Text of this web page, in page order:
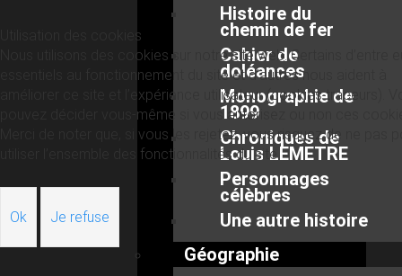
Histoire du
chemin de fer
Cahier de
doléances
Monographie de
1899
Chroniques de
Louis LEMETRE
Personnages
célèbres
Une autre histoire
Géographie
Utilisation des cookies
Nous utilisons des cookies sur notre site web. Certains d’entre
essentiels au fonctionnement du site et d’autres nous aident à
améliorer ce site et l’expérience utilisateur (cookies traceurs).
pouvez décider vous-même si vous autorisez ou non ces
Merci de noter que, si vous les rejetez, vous risquez de ne pas
utiliser l’ensemble des fonctionnalités du site.
Ok Je refuse